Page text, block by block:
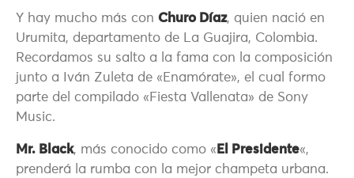
Y hay mucho más con Churo Díaz, quien nació en
Urumita, departamento de La Guajira, Colombia.
Recordamos su salto a la fama con la composición
junto a Iván Zuleta de «Enamórate», el cual formo
parte del compilado «Fiesta Vallenata» de Sony
Music.
Mr. Black, más conocido como « El Presidente«,
prenderá la rumba con la mejor champeta urbana.